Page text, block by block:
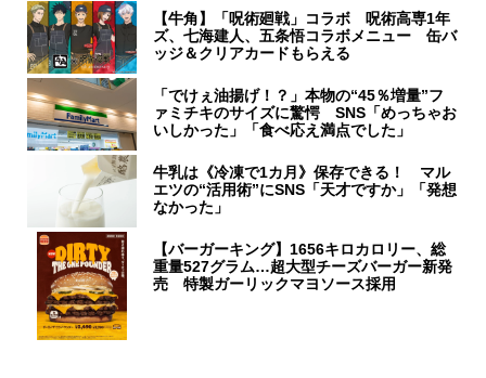
【牛角】「呪術廻戦」コラボ 呪術高専1年
ズ、七海建人、五条悟コラボメニュー 缶バ
ッジ＆クリアカードもらえる
「でけぇ油揚げ！？」本物の“45％増量”フ
ァミチキのサイズに驚愕 SNS「めっちゃお
いしかった」「食べ応え満点でした」
牛乳は《冷凍で1カ月》保存できる！ マル
エツの“活用術”にSNS「天才ですか」「発想
なかった」
【バーガーキング】1656キロカロリー、総
重量527グラム…超大型チーズバーガー新発
売 特製ガーリックマヨソース採用